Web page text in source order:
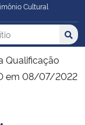
Cultural
no Sítio
Qualificação
em 08/07/2022